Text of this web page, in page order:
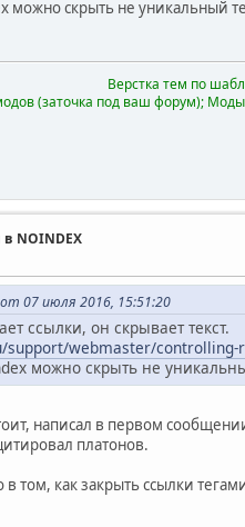
скрыть не уникальный
Верстка тем по
(заточка под ваш форум);
NOINDEX
07 июля 2016, 15:51:20
ссылки, он скрывает текст.
support/webmaster/
можно скрыть не
написал в первом
платонов.
том, как закрыть ссылки